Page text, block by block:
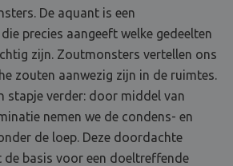
De aquant is een
precies aangeeft welke gedeelten
zijn. Zoutmonsters vertellen ons
zouten aanwezig zijn in de ruimtes.
stapje verder: door middel van
nemen we de condens- en
de loep. Deze doordachte
basis voor een doeltreffende